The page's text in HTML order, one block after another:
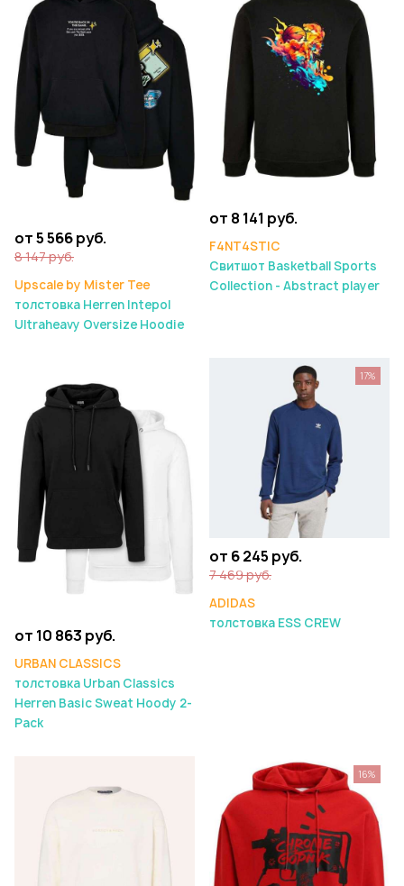
от 5 566 руб.
8 147 руб.
Upscale by Mister Tee
толстовка Herren Intepol
Ultraheavy Oversize Hoodie
от 8 141 руб.
F4NT4STIC
Свитшот Basketball Sports
Collection - Abstract player
от 10 863 руб.
URBAN CLASSICS
толстовка Urban Classics
Herren Basic Sweat Hoody 2-
Pack
от 6 245 руб.
7 469 руб.
ADIDAS
толстовка ESS CREW
17%
16%